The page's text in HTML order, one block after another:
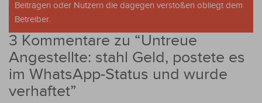
Beiträgen oder Nutzern die dagegen verstoßen obliegt dem
Betreiber.
3 Kommentare zu “Untreue
Angestellte: stahl Geld, postete es
im WhatsApp-Status und wurde
verhaftet”